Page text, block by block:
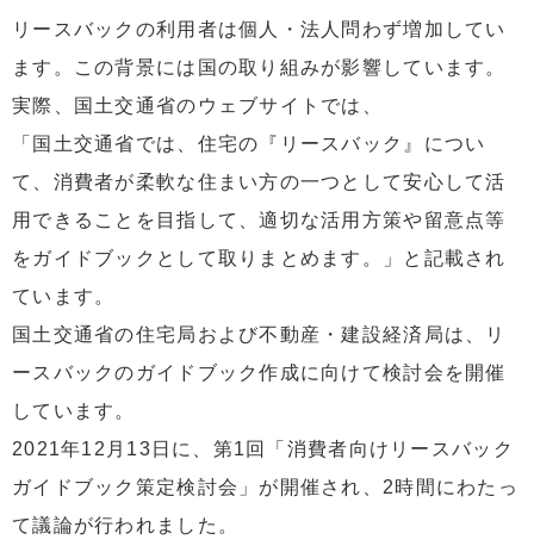
5国土交通省の支援によるリースバックの普及
6 【まとめ】国土交通省のリースバックガイドラインの今
後
リースバックの利用者は個人・法人問わず増加してい
ます。この背景には国の取り組みが影響しています。
実際、国土交通省のウェブサイトでは、
「国土交通省では、住宅の『リースバック』につい
て、消費者が柔軟な住まい方の一つとして安心して活
用できることを目指して、適切な活用方策や留意点等
をガイドブックとして取りまとめます。」と記載され
ています。
国土交通省の住宅局および不動産・建設経済局は、リ
ースバックのガイドブック作成に向けて検討会を開催
しています。
2021年12月13日に、第1回「消費者向けリースバック
ガイドブック策定検討会」が開催され、2時間にわたっ
て議論が行われました。